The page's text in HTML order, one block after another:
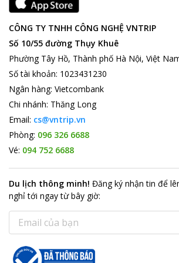
lành vào buổi sáng sớm, ngắm vẻ đẹp lung
lên đèn còn có thể chiêm ngưỡng những
sản văn hóa đầy ấn tượng như: Tháp Bút,
Húc, đền Ngọc Sơn….Chắc chắn trong
để lại những dấu ấn khó phai trong lòng mỗi
thủ đô Hà Nội.
Hanoi Apple Hotelchắc chắn sẽ là lựa chọn
cho bạn kỳ nghỉ dưỡng thoải mái, hoàn hảo
hành trình khám phá Hà Nội.
CÔNG TY TNHH CÔNG NGHỆ VNTRIP
Số 10/55 đường Thụy Khuê
Phường Tây Hồ, Thành phố Hà Nội, Việt
Số tài khoản: 1023431230
Ngân hàng: Vietcombank
Chi nhánh: Thăng Long
Email: cs@vntrip.vn
Phòng: 096 326 6688
Vé: 094 752 6688
Du lịch thông minh! Đăng ký nhận tin để
nghỉ tới ngay từ bây giờ: